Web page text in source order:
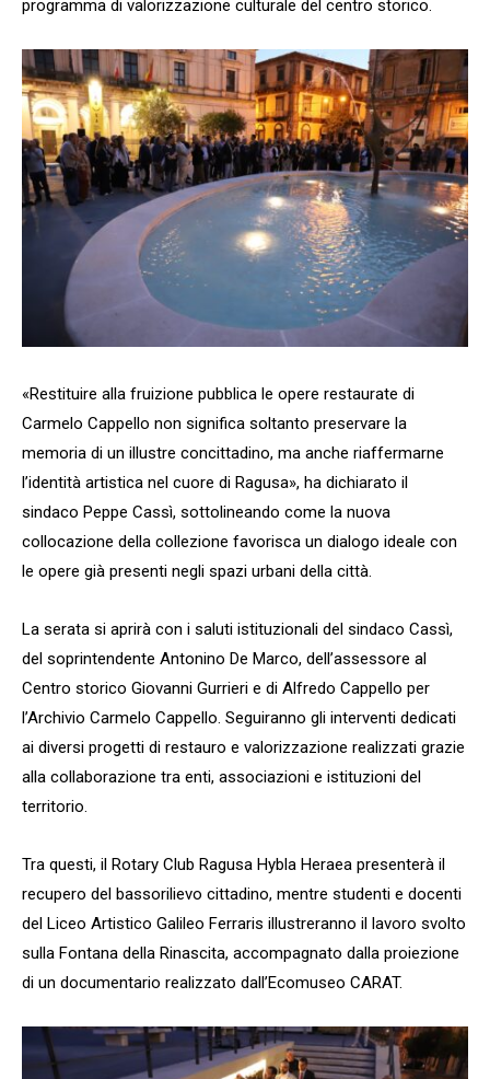
programma di valorizzazione culturale del centro storico.
«Restituire alla fruizione pubblica le opere restaurate di
Carmelo Cappello non significa soltanto preservare la
memoria di un illustre concittadino, ma anche riaffermarne
l’identità artistica nel cuore di Ragusa», ha dichiarato il
sindaco Peppe Cassì, sottolineando come la nuova
collocazione della collezione favorisca un dialogo ideale con
le opere già presenti negli spazi urbani della città.
La serata si aprirà con i saluti istituzionali del sindaco Cassì,
del soprintendente Antonino De Marco, dell’assessore al
Centro storico Giovanni Gurrieri e di Alfredo Cappello per
l’Archivio Carmelo Cappello. Seguiranno gli interventi dedicati
ai diversi progetti di restauro e valorizzazione realizzati grazie
alla collaborazione tra enti, associazioni e istituzioni del
territorio.
Tra questi, il Rotary Club Ragusa Hybla Heraea presenterà il
recupero del bassorilievo cittadino, mentre studenti e docenti
del Liceo Artistico Galileo Ferraris illustreranno il lavoro svolto
sulla Fontana della Rinascita, accompagnato dalla proiezione
di un documentario realizzato dall’Ecomuseo CARAT.